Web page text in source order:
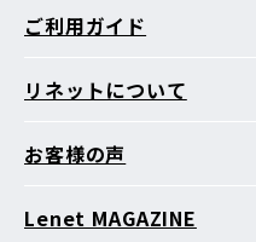
ご利用ガイド
リネットについて
お客様の声
Lenet MAGAZINE